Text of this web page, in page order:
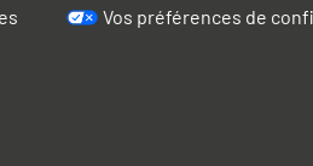
Vos préférences de